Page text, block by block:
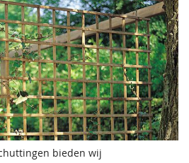
bieden wij